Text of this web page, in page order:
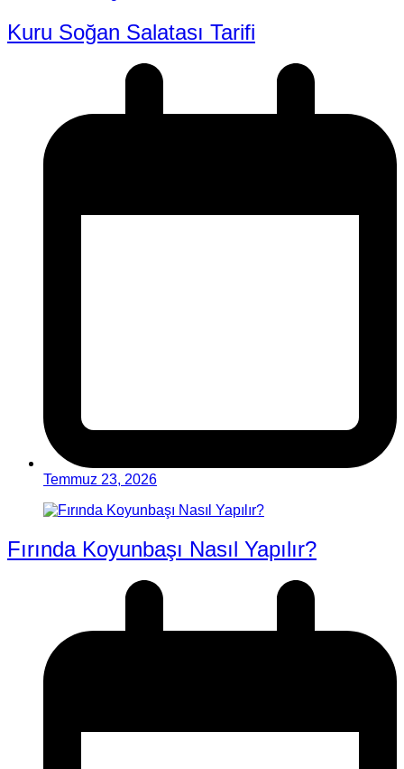
Kuru Soğan Salatası Tarifi
Temmuz 23, 2026
Fırında Koyunbaşı Nasıl Yapılır?